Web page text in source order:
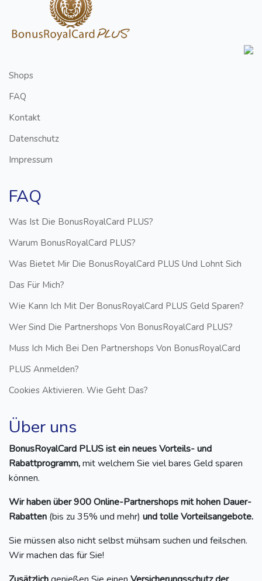
Shops
FAQ
Kontakt
Datenschutz
Impressum
FAQ
Was Ist Die BonusRoyalCard PLUS?
Warum BonusRoyalCard PLUS?
Was Bietet Mir Die BonusRoyalCard PLUS Und Lohnt Sich
Das Für Mich?
Wie Kann Ich Mit Der BonusRoyalCard PLUS Geld Sparen?
Wer Sind Die Partnershops Von BonusRoyalCard PLUS?
Muss Ich Mich Bei Den Partnershops Von BonusRoyalCard
PLUS Anmelden?
Cookies Aktivieren. Wie Geht Das?
Über uns
BonusRoyalCard PLUS ist ein neues Vorteils- und
Rabattprogramm,mit welchem Sie viel bares Geld sparen
können.
Wir haben über 900 Online-Partnershops mit hohen Dauer-
Rabatten (bis zu 35% und mehr) und tolle Vorteilsangebote.
Sie müssen also nicht selbst mühsam suchen und feilschen.
Wir machen das für Sie!